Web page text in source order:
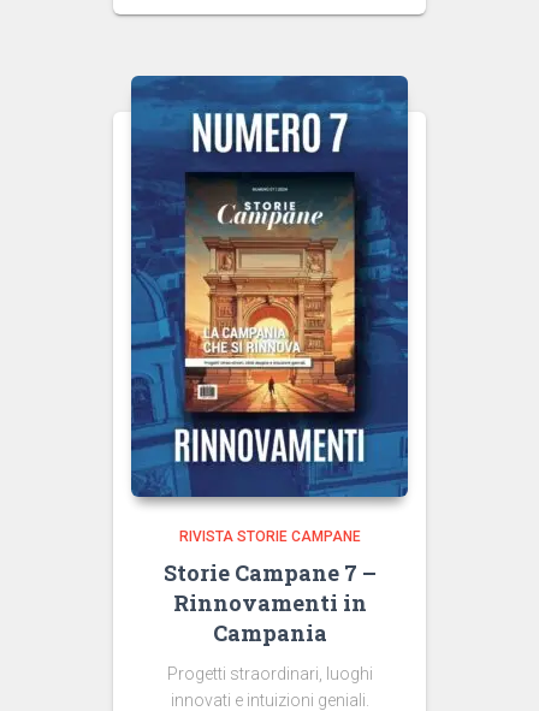
RIVISTA STORIE CAMPANE
Storie Campane 7 –
Rinnovamenti in
Campania
Progetti straordinari, luoghi
innovati e intuizioni geniali.